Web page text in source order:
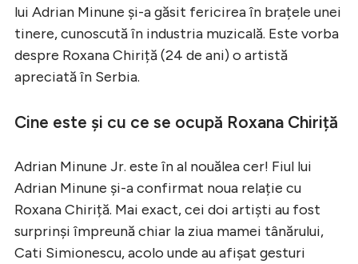
lui Adrian Minune și-a găsit fericirea în brațele unei
tinere, cunoscută în industria muzicală. Este vorba
despre Roxana Chiriță (24 de ani) o artistă
apreciată în Serbia.
Cine este și cu ce se ocupă Roxana Chiriță
Adrian Minune Jr. este în al nouălea cer! Fiul lui
Adrian Minune și-a confirmat noua relație cu
Roxana Chiriță. Mai exact, cei doi artiști au fost
surprinși împreună chiar la ziua mamei tânărului,
Cati Simionescu, acolo unde au afișat gesturi